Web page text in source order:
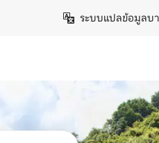
ระบบแปลข้อมูลบ